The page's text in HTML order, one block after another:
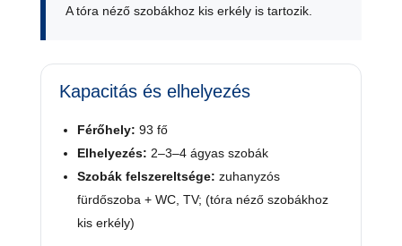
A tóra néző szobákhoz kis erkély is tartozik.
Kapacitás és elhelyezés
Férőhely: 93 fő
Elhelyezés: 2–3–4 ágyas szobák
Szobák felszereltsége: zuhanyzós
fürdőszoba + WC, TV; (tóra néző szobákhoz
kis erkély)